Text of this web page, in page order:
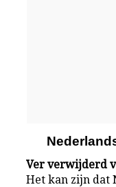
Ver verwijderd
Het kan zijn dat